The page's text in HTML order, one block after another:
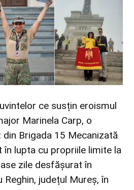
ce susțin eroismul
Marinela Carp, o
Brigada 15 Mecanizată
în lupta cu propriile limite la
zile desfășurat în
județul Mureș, în